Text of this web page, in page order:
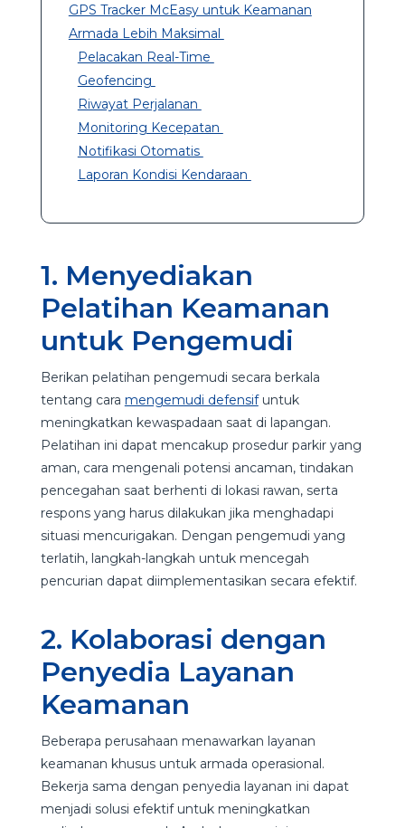
GPS Tracker McEasy untuk Keamanan
Armada Lebih Maksimal
Pelacakan Real-Time
Geofencing
Riwayat Perjalanan
Monitoring Kecepatan
Notifikasi Otomatis
Laporan Kondisi Kendaraan
1. Menyediakan
Pelatihan Keamanan
untuk Pengemudi
Berikan pelatihan pengemudi secara berkala
tentang cara mengemudi defensifuntuk
meningkatkan kewaspadaan saat di lapangan.
Pelatihan ini dapat mencakup prosedur parkir yang
aman, cara mengenali potensi ancaman, tindakan
pencegahan saat berhenti di lokasi rawan, serta
respons yang harus dilakukan jika menghadapi
situasi mencurigakan. Dengan pengemudi yang
terlatih, langkah-langkah untuk mencegah
pencurian dapat diimplementasikan secara efektif.
2. Kolaborasi dengan
Penyedia Layanan
Keamanan
Beberapa perusahaan menawarkan layanan
keamanan khusus untuk armada operasional.
Bekerja sama dengan penyedia layanan ini dapat
menjadi solusi efektif untuk meningkatkan